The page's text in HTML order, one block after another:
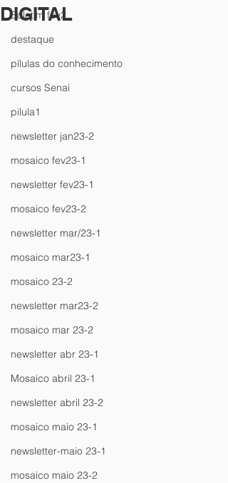
Boletim fev2
destaque
pílulas do conhecimento
cursos Senai
pilula1
newsletter jan23-2
mosaico fev23-1
newsletter fev23-1
mosaico fev23-2
newsletter mar/23-1
mosaico mar23-1
mosaico 23-2
newsletter mar23-2
mosaico mar 23-2
newsletter abr 23-1
Mosaico abril 23-1
newsletter abril 23-2
mosaico maio 23-1
newsletter-maio 23-1
mosaico maio 23-2
DIGITAL